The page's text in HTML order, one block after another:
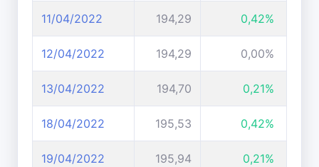
11/04/2022 194,29 0,42%
12/04/2022 194,29 0,00%
13/04/2022 194,70 0,21%
18/04/2022 195,53 0,42%
19/04/2022 195,94 0,21%